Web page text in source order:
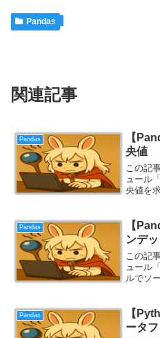
Pandas
関連記事
Pandas
【
央値
この記
ュール
央値を
Pandas
【
ンデ
この記
ュール
ルでソ
Pandas
【
ータ